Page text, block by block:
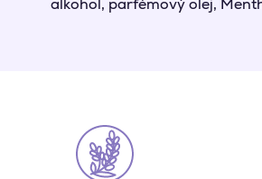
alkohol, parfémový olej,